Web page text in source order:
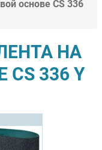
основе CS 336
НА
336 Y